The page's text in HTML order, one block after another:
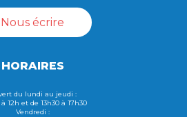
Nous écrire
HORAIRES
du lundi au jeudi :
12h et de 13h30 à 17h30
Vendredi :